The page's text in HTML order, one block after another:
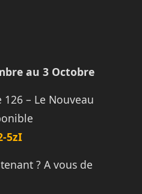
au 3 Octobre
– Le Nouveau
5zI
? A vous de